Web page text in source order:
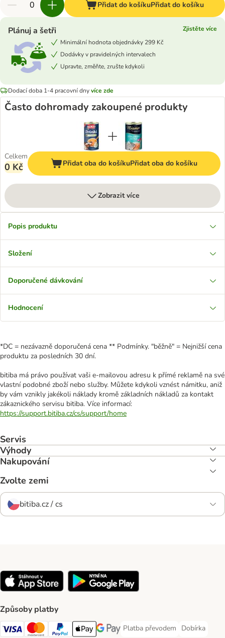
Přidat do košíkuPřidat do košíku
Plánuj a šetři
Zjistěte více
Minimální hodnota objednávky 299 Kč
Dodávky v pravidelných intervalech
Upravte, změňte, zrušte kdykoli
Dodací doba 1-4 pracovní dnyvíce zde
Často dohromady zakoupené produkty
Celkem
0 Kč Přidat oba do košíkuPřidat oba do košíku
Zobrazit více
Popis produktu
Složení
Doporučené dávkování
Hodnocení
*DC = nezávazně doporučená cena ** Podmínky. "běžně" = Nejnižší cena
produktu za posledních 30 dní.
bitiba má právo používat vaši e-mailovou adresu k přímé reklamě na své
vlastní podobné zboží nebo služby. Můžete kdykoli vznést námitku, aniž
by vám vznikly jakékoli náklady kromě základních nákladů za kontakt
zákaznického servisu bitiba. Více informací:
https://support.bitiba.cz/cs/support/home
Servis
Výhody
Nakupování
Zvolte zemi
bitiba.cz / cs
Způsoby platby
Visa Payment Method
mastercard Payment Method
PayPal Payment Method
Apple pay Payment Method
Google Pay Payment Method
Platba převodem
Platba převodem Payment
Dobírka
Dobírka